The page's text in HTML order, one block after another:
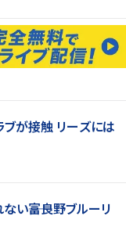
が接触 リーズには
い――富良野ブルーリ